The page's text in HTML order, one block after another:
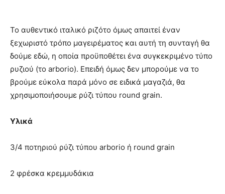
Το αυθεντικό ιταλικό ριζότο όμως απαιτεί έναν
ξεχωριστό τρόπο μαγειρέματος και αυτή τη συνταγή θα
δούμε εδώ, η οποία προϋποθέτει ένα συγκεκριμένο τύπο
ρυζιού (το arborio). Επειδή όμως δεν μπορούμε να το
βρούμε εύκολα παρά μόνο σε ειδικά μαγαζιά, θα
χρησιμοποιήσουμε ρύζι τύπου round grain.
Υλικά
3/4 ποτηριού ρύζι τύπου arborio ή round grain
2 φρέσκα κρεμμυδάκια